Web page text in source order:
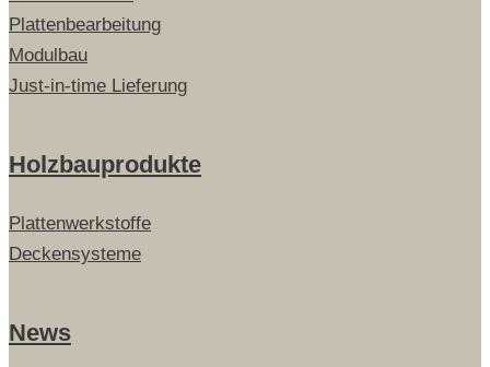
Plattenbearbeitung
Modulbau
Just-in-time Lieferung
Holzbauprodukte
Plattenwerkstoffe
Deckensysteme
News